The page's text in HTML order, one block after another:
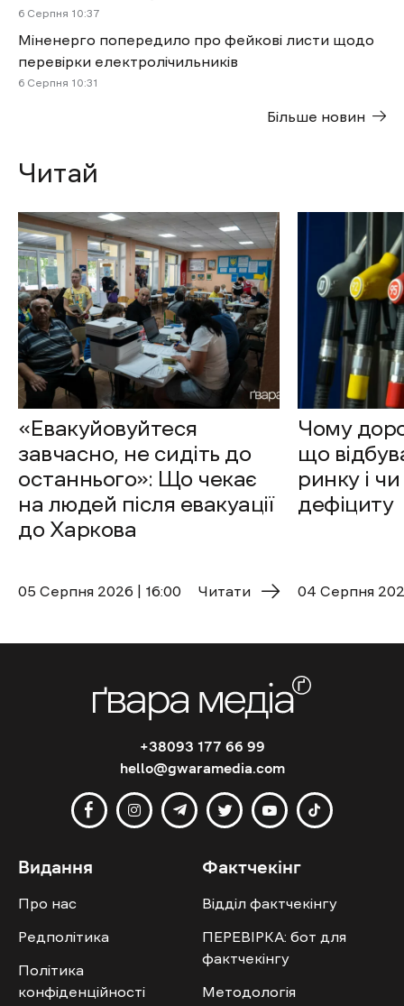
6 Cерпня 10:37
Міненерго попередило про фейкові листи щодо
перевірки електролічильників
6 Cерпня 10:31
Більше новин
Читай
«Евакуйовуйтеся
завчасно, не сидіть до
останнього»: Що чекає
на людей після евакуації
до Харкова
05 Cерпня 2026 | 16:00 Читати
Чому
що
ринку і
дефіциту
04 Cерпня
+38093 177 66 99
hello@gwaramedia.com
Видання
Про нас
Редполітика
Політика
конфіденційності
Фактчекінг
Відділ фактчекінгу
ПЕРЕВІРКА: бот для
фактчекінгу
Методологія